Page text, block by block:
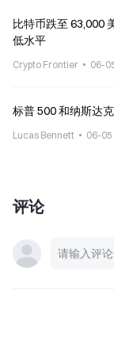
比特币跌至 63,000
低水平
Crypto Frontier 06-
标普 500 和纳斯达
Lucas Bennett 06-05
评论